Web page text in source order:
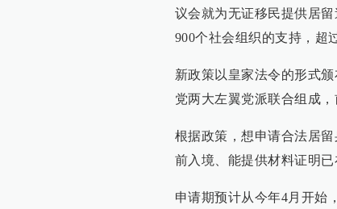
议会就为无证移民提供居
900个社会组织的支持，超
新政策以皇家法令的形式
党两大左翼党派联合组成
根据政策，想申请合法居
前入境、能提供材料证明
申请期预计从今年4月开始